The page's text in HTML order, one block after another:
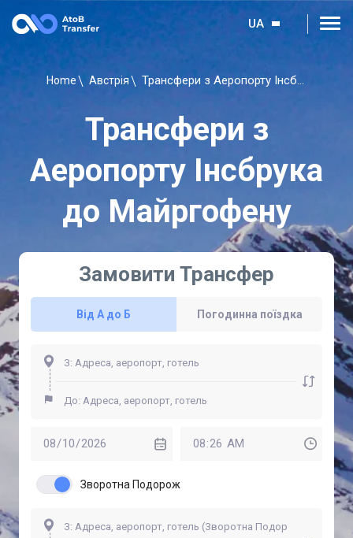
UA
Home Австрія Трансфери з Аеропорту Інсбрука до Майргофену
Трансфери з
Аеропорту Інсбрука
до Майргофену
Замовити Трансфер
Від А до Б Погодинна поїздка
Зворотна Подорож